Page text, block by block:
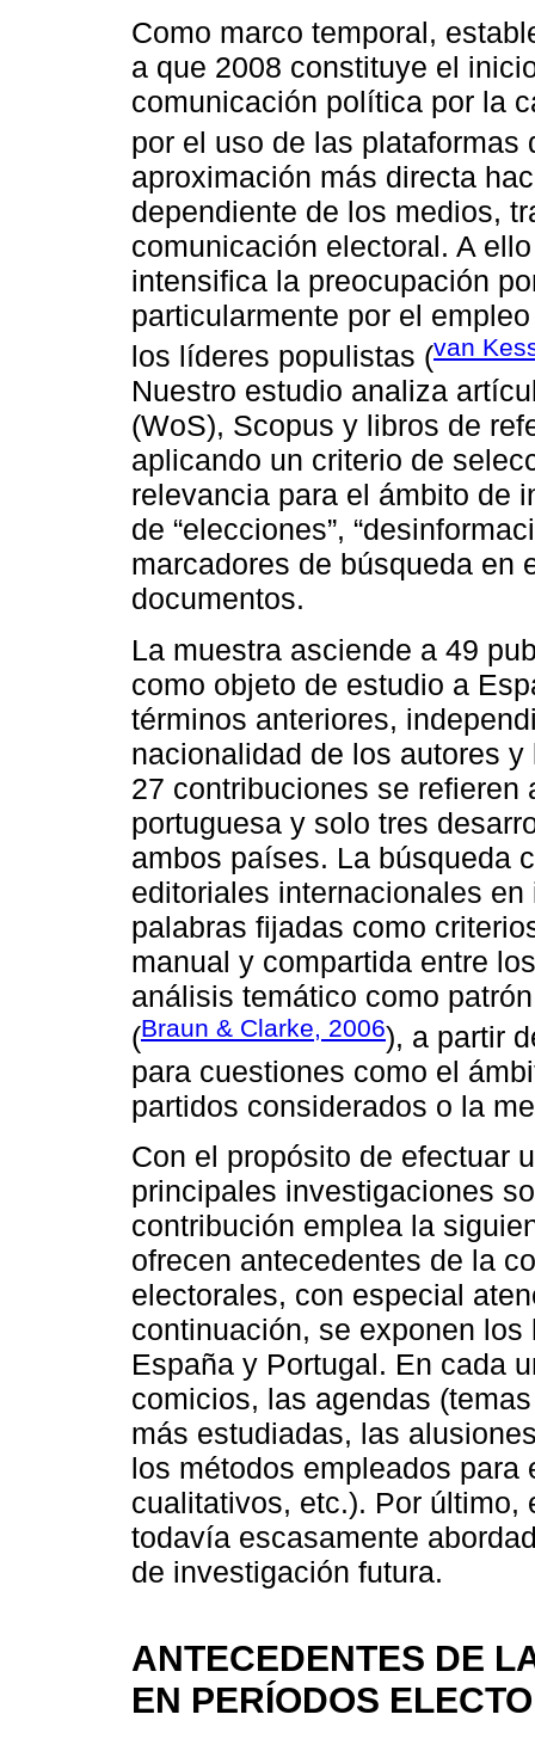
Como marco temporal,
a que 2008 constituye el
comunicación política por la
por el uso de las plataformas
aproximación más directa
dependiente de los medios,
comunicación electoral. A
intensifica la preocupación
particularmente por el
los líderes populistas (van
Nuestro estudio analiza
(WoS), Scopus y libros de
aplicando un criterio de
relevancia para el ámbito de
de “elecciones”,
marcadores de búsqueda en
documentos.
La muestra asciende a 49
como objeto de estudio a
términos anteriores,
nacionalidad de los autores
27 contribuciones se
portuguesa y solo tres
ambos países. La búsqueda
editoriales internacionales
palabras fijadas como
manual y compartida entre
análisis temático como
(Braun & Clarke, 2006), a partir
para cuestiones como el
partidos considerados o la
Con el propósito de efectuar
principales investigaciones
contribución emplea la
ofrecen antecedentes de la
electorales, con especial
continuación, se exponen
España y Portugal. En cada
comicios, las agendas
más estudiadas, las
los métodos empleados
cualitativos, etc.). Por
todavía escasamente
de investigación futura.
ANTECEDENTES DE
EN PERÍODOS